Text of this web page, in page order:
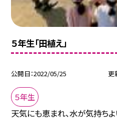
５年生「田植え」
公開日 2022/05/25 更
５年生
天気にも恵まれ、水が気持ち